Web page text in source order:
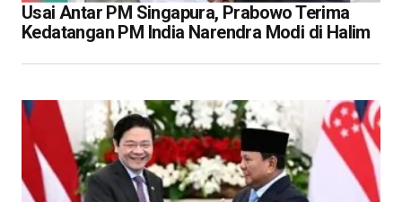
Usai Antar PM Singapura, Prabowo Terima
Kedatangan PM India Narendra Modi di Halim